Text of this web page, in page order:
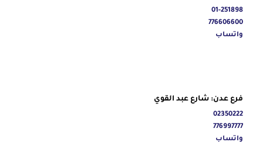
01-251898
776606600
واتساب
فرع عدن: شارع عبد القوي
02350222
776997777
واتساب